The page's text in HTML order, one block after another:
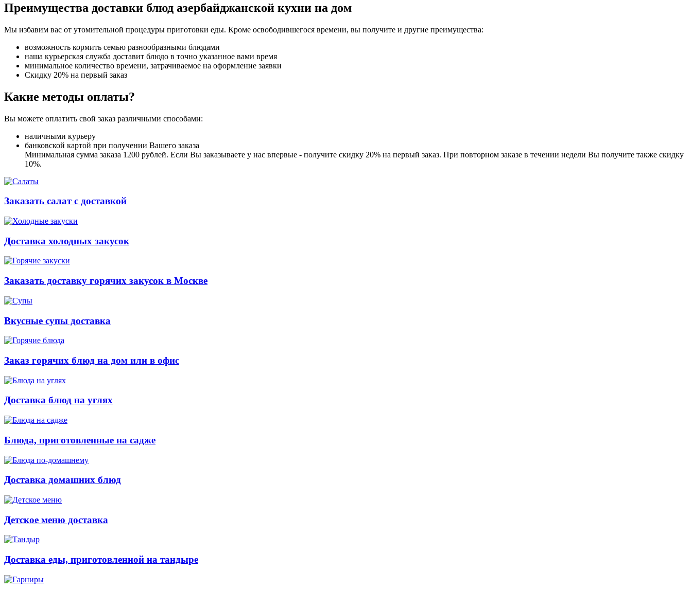
Преимущества доставки блюд азербайджанской кухни на дом
Мы избавим вас от утомительной процедуры приготовки еды. Кроме освободившегося времени, вы получите и другие преимущества:
возможность кормить семью разнообразными блюдами
наша курьерская служба доставит блюдо в точно указанное вами время
минимальное количество времени, затрачиваемое на оформление заявки
Скидку 20% на первый заказ
Какие методы оплаты?
Вы можете оплатить свой заказ различными способами:
наличными курьеру
банковской картой при получении Вашего заказа
Минимальная сумма заказа 1200 рублей. Если Вы заказываете у нас впервые - получите скидку 20% на первый заказ. При повторном заказе в течении недели Вы получите также скидку
10%.
Заказать салат с доставкой
Доставка холодных закусок
Заказать доставку горячих закусок в Москве
Вкусные супы доставка
Заказ горячих блюд на дом или в офис
Доставка блюд на углях
Блюда, приготовленные на садже
Доставка домашних блюд
Детское меню доставка
Доставка еды, приготовленной на тандыре